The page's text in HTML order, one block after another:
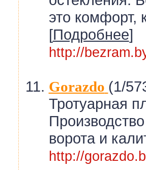
это комфорт,
[Подробнее]
http://
Gorazdo (1/
Тротуарная
ворота и
http://